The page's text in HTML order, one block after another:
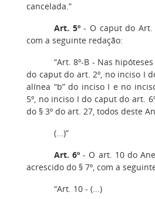
cancelada.”
Art. 5º- O caput do Art.
com a seguinte redação:
“Art. 8º-B - Nas
do caput do art. 2º, no inciso I
alínea “b” do inciso I e no
5º, no inciso I do caput do art.
do § 3º do art. 27, todos deste
(...)”
Art. 6º - O art. 10 do
acrescido do § 7º, com a
“Art. 10 - (...)